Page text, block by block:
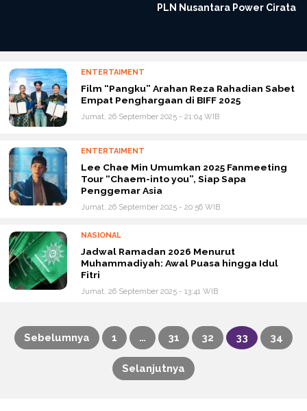
PLN Nusantara Power Cirata
ENTERTAIMENT
Film “Pangku” Arahan Reza Rahadian Sabet
Empat Penghargaan di BIFF 2025
Jumat, 26 September 2025 - 21:04 WIB
ENTERTAIMENT
Lee Chae Min Umumkan 2025 Fanmeeting
Tour “Chaem-into you”, Siap Sapa
Penggemar Asia
Jumat, 26 September 2025 - 20:56 WIB
NASIONAL
Jadwal Ramadan 2026 Menurut
Muhammadiyah: Awal Puasa hingga Idul
Fitri
Jumat, 26 September 2025 - 13:41 WIB
Paginasi
Sebelumnya 1 … 31 32 33 34
Selanjutnya